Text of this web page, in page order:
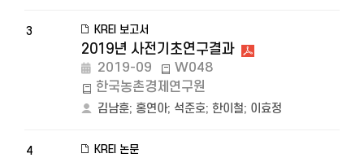
3 KREI 보고서
2019년 사전기초연구결과
2019-09
W048
한국농촌경제연구원
김남훈; 홍연아; 석준호; 한이철; 이효정
4 KREI 논문